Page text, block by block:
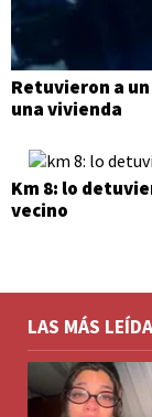
Retuvieron a
una vivienda
Km 8: lo
vecino
LAS MÁS